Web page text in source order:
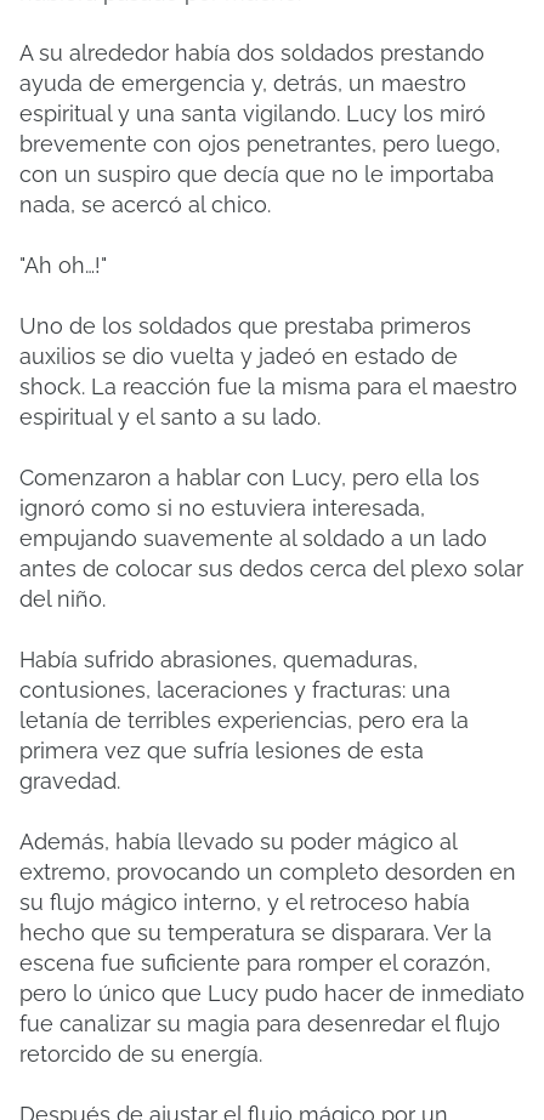
A su alrededor había dos soldados prestando
ayuda de emergencia y, detrás, un maestro
espiritual y una santa vigilando. Lucy los miró
brevemente con ojos penetrantes, pero luego,
con un suspiro que decía que no le importaba
nada, se acercó al chico.
"Ah oh…!"
Uno de los soldados que prestaba primeros
auxilios se dio vuelta y jadeó en estado de
shock. La reacción fue la misma para el maestro
espiritual y el santo a su lado.
Comenzaron a hablar con Lucy, pero ella los
ignoró como si no estuviera interesada,
empujando suavemente al soldado a un lado
antes de colocar sus dedos cerca del plexo solar
del niño.
Había sufrido abrasiones, quemaduras,
contusiones, laceraciones y fracturas: una
letanía de terribles experiencias, pero era la
primera vez que sufría lesiones de esta
gravedad.
Además, había llevado su poder mágico al
extremo, provocando un completo desorden en
su flujo mágico interno, y el retroceso había
hecho que su temperatura se disparara. Ver la
escena fue suficiente para romper el corazón,
pero lo único que Lucy pudo hacer de inmediato
fue canalizar su magia para desenredar el flujo
retorcido de su energía.
Después de ajustar el flujo mágico por un